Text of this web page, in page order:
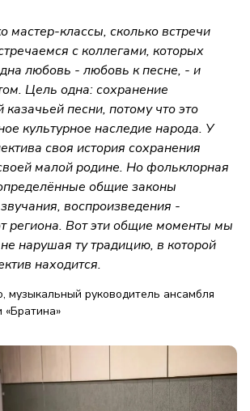
мастер-классы, сколько встречи
с коллегами, которых
любовь - любовь к песне, - и
Цель одна: сохранение
казачьей песни, потому что это
культурное наследие народа. У
своя история сохранения
малой родине. Но фольклорная
общие законы
воспроизведения -
региона. Вот эти общие моменты мы
нарушая ту традицию, в которой
находится.
музыкальный руководитель ансамбля
«Братина»